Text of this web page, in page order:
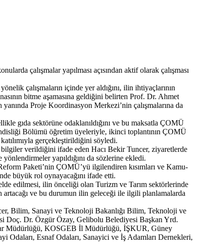
çalışmalar yapılması açısından aktif olarak çalışması
çalışmaların içinde yer aldığını, ilin ihtiyaçlarının
bitme aşamasına geldiğini belirten Prof. Dr. Ahmet
Proje Koordinasyon Merkezi’nin çalışmalarına da
gıda sektörüne odaklanıldığını ve bu maksatla ÇOMÜ
Bölümü öğretim üyeleriyle, ikinci toplantının ÇOMÜ
gerçekleştirildiğini söyledi.
verildiğini ifade eden Hacı Bekir Tuncer, ziyaretlerde
yapıldığını da sözlerine ekledi.
Paketi’nin ÇOMÜ’yü ilgilendiren kısımları ve Kamu-
büyük rol oynayacağını ifade etti.
edilmesi, ilin önceliği olan Turizm ve Tarım sektörlerinde
artacağı ve bu durumun ilin geleceği ile ilgili planlamalarda
Bilim, Sanayi ve Teknoloji Bakanlığı Bilim, Teknoloji ve
Doç. Dr. Özgür Özay, Gelibolu Belediyesi Başkan Yrd.
Müdürlüğü, KOSGEB İl Müdürlüğü, İŞKUR, Güney
Esnaf Odaları, Sanayici ve İş Adamları Dernekleri,